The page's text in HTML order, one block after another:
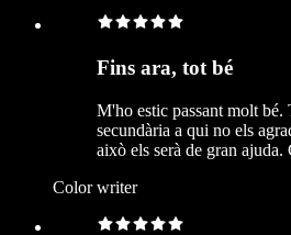
Fins ara, tot bé
M'ho estic passant molt bé.
secundària a qui no els
això els serà de gran ajuda.
Color writer